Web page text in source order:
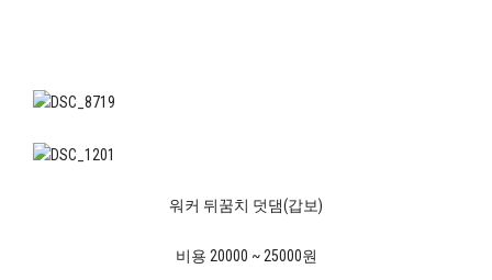
워커 뒤꿈치 덧댐(갑보)
비용 20000 ~ 25000원